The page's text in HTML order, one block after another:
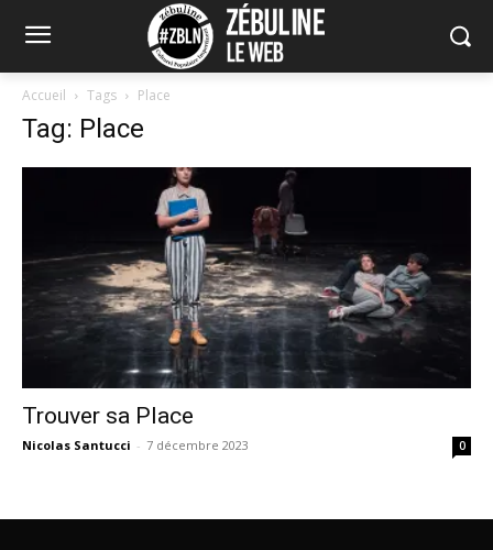
Accueil Tags Place
Tag: Place
Trouver sa Place
Nicolas Santucci - 7 décembre 2023 0